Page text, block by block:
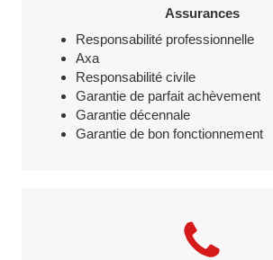
Assurances
Responsabilité professionnelle
Axa
Responsabilité civile
Garantie de parfait achèvement
Garantie décennale
Garantie de bon fonctionnement